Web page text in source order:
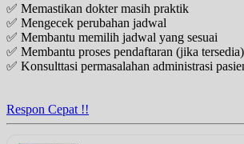
✅ Memastikan dokter masih praktik
✅ Mengecek perubahan jadwal
✅ Membantu memilih jadwal yang sesuai
✅ Membantu proses pendaftaran (jika tersedia)
✅ Konsulttasi permasalahan administrasi
Respon Cepat !!